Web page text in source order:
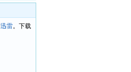
迅雷。下载